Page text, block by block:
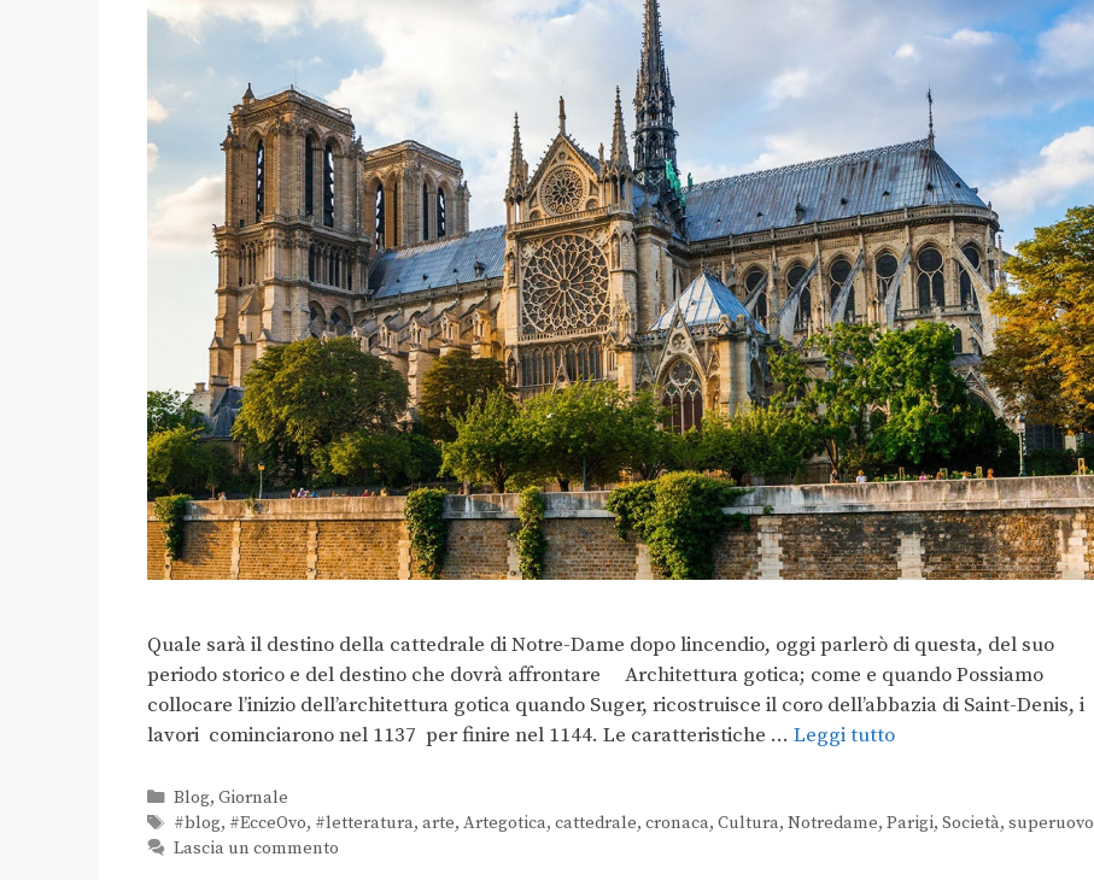
Quale sarà il destino della cattedrale di Notre-Dame dopo lincendio, oggi parlerò di questa, del suo
periodo storico e del destino che dovrà affrontare Architettura gotica; come e quando Possiamo
collocare l’inizio dell’architettura gotica quando Suger, ricostruisce il coro dell’abbazia di Saint-Denis, i
lavori cominciarono nel 1137 per finire nel 1144. Le caratteristiche … Leggi tutto
Blog, Giornale
#blog, #EcceOvo, #letteratura, arte, Artegotica, cattedrale, cronaca, Cultura, Notredame, Parigi, Società, superuovo
Lascia un commento